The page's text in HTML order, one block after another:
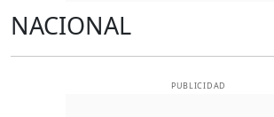
NACIONAL
PUBLICIDAD